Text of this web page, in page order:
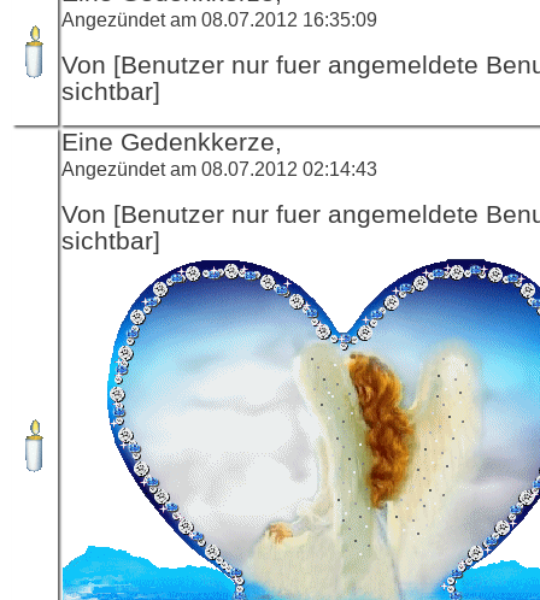
Angezündet am 08.07.2012 16:35:09
Von [Benutzer nur fuer angemeldete
sichtbar]
Eine Gedenkkerze,
Angezündet am 08.07.2012 02:14:43
Von [Benutzer nur fuer angemeldete
sichtbar]